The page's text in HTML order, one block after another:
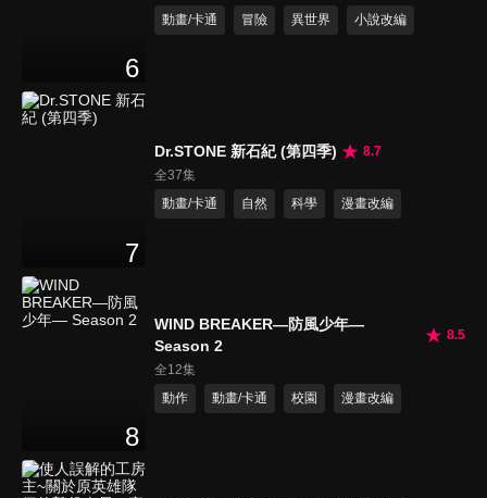
6
動畫/卡通
冒險 異世界 小說改編
7
Dr.STONE 新石紀 (第四季)
8.7
全37集
動畫/卡通
自然 科學 漫畫改編
8
WIND BREAKER—防風少年—
Season 2
8.5
全12集
動作
動畫/卡通 校園 漫畫改編